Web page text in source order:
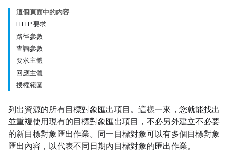
這個頁面中的內容
HTTP 要求
路徑參數
查詢參數
要求主體
回應主體
授權範圍
列出資源的所有目標對象匯出項目。這樣一來，您就能找出
並重複使用現有的目標對象匯出項目，不必另外建立不必要
的新目標對象匯出作業。同一目標對象可以有多個目標對象
匯出內容，以代表不同日期內目標對象的匯出作業。